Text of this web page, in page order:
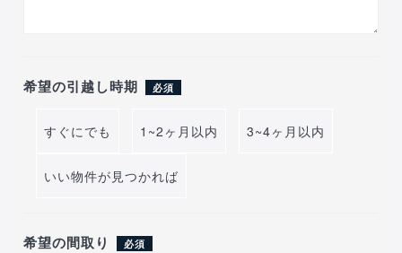
希望の引越し時期 必須
すぐにでも 1~2ヶ月以内 3~4ヶ月以内
いい物件が見つかれば
希望の間取り 必須